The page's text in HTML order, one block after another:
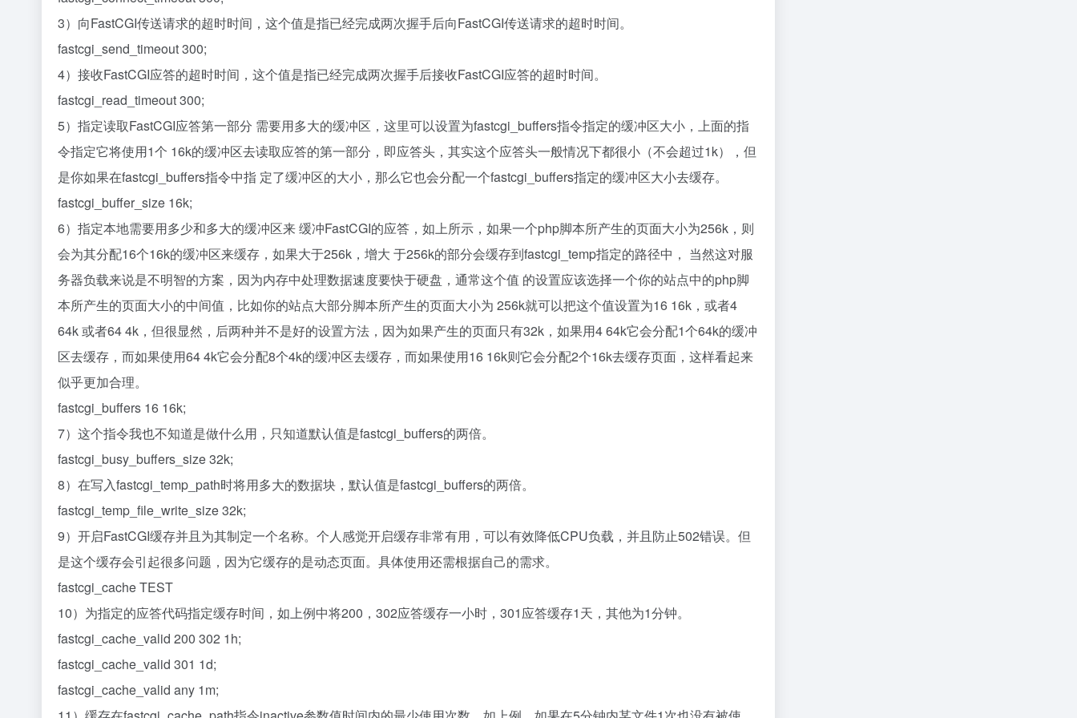
3）向FastCGI传送请求的超时时间，这个值是指已经完成两次握手后向FastCGI传送请求的超时时间。
fastcgi_send_timeout 300;
4）接收FastCGI应答的超时时间，这个值是指已经完成两次握手后接收FastCGI应答的超时时间。
fastcgi_read_timeout 300;
5）指定读取FastCGI应答第一部分 需要用多大的缓冲区，这里可以设置为fastcgi_buffers指令指定的缓冲区大小，上面的指
令指定它将使用1个 16k的缓冲区去读取应答的第一部分，即应答头，其实这个应答头一般情况下都很小（不会超过1k），但
是你如果在fastcgi_buffers指令中指 定了缓冲区的大小，那么它也会分配一个fastcgi_buffers指定的缓冲区大小去缓存。
fastcgi_buffer_size 16k;
6）指定本地需要用多少和多大的缓冲区来 缓冲FastCGI的应答，如上所示，如果一个php脚本所产生的页面大小为256k，则
会为其分配16个16k的缓冲区来缓存，如果大于256k，增大 于256k的部分会缓存到fastcgi_temp指定的路径中， 当然这对服
务器负载来说是不明智的方案，因为内存中处理数据速度要快于硬盘，通常这个值 的设置应该选择一个你的站点中的php脚
本所产生的页面大小的中间值，比如你的站点大部分脚本所产生的页面大小为 256k就可以把这个值设置为16 16k，或者4
64k 或者64 4k，但很显然，后两种并不是好的设置方法，因为如果产生的页面只有32k，如果用4 64k它会分配1个64k的缓冲
区去缓存，而如果使用64 4k它会分配8个4k的缓冲区去缓存，而如果使用16 16k则它会分配2个16k去缓存页面，这样看起来
似乎更加合理。
fastcgi_buffers 16 16k;
7）这个指令我也不知道是做什么用，只知道默认值是fastcgi_buffers的两倍。
fastcgi_busy_buffers_size 32k;
8）在写入fastcgi_temp_path时将用多大的数据块，默认值是fastcgi_buffers的两倍。
fastcgi_temp_file_write_size 32k;
9）开启FastCGI缓存并且为其制定一个名称。个人感觉开启缓存非常有用，可以有效降低CPU负载，并且防止502错误。但
是这个缓存会引起很多问题，因为它缓存的是动态页面。具体使用还需根据自己的需求。
fastcgi_cache TEST
10）为指定的应答代码指定缓存时间，如上例中将200，302应答缓存一小时，301应答缓存1天，其他为1分钟。
fastcgi_cache_valid 200 302 1h;
fastcgi_cache_valid 301 1d;
fastcgi_cache_valid any 1m;